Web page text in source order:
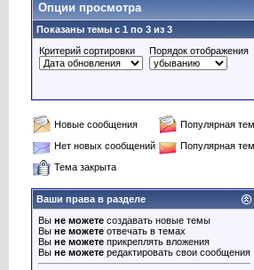
Опции просмотра
Показаны темы с 1 по 3 из 3
Критерий сортировки
Порядок отображения
Новые сообщения
Популярная
Нет новых сообщений
Популярная
Тема закрыта
Ваши права в разделе
Вы не можете создавать новые темы
Вы не можете отвечать в темах
Вы не можете прикреплять вложения
Вы не можете редактировать свои сообщения